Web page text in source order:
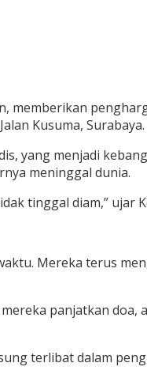
memberikan
Kusuma, Surabaya.
yang menjadi
meninggal dunia.
tinggal diam,” ujar
Mereka terus
panjatkan doa,
terlibat dalam